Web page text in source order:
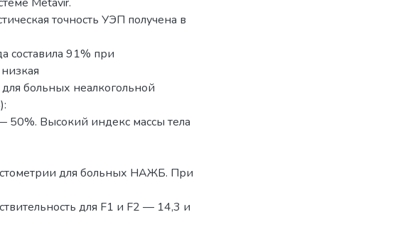
точность УЭП получена в
составила 91% при
больных неалкогольной
Высокий индекс массы тела
для больных НАЖБ. При
для F1 и F2 — 14,3 и